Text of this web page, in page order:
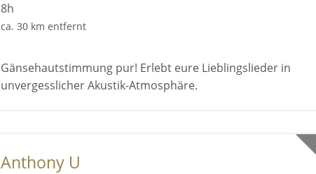
8h
ca. 30 km entfernt
Gänsehautstimmung pur! Erlebt eure Lieblingslieder in
unvergesslicher Akustik-Atmosphäre.
Anthony U